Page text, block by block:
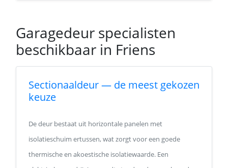
Garagedeur specialisten
beschikbaar in Friens
Sectionaaldeur — de meest gekozen
keuze
De deur bestaat uit horizontale panelen met
isolatieschuim ertussen, wat zorgt voor een goede
thermische en akoestische isolatiewaarde. Een